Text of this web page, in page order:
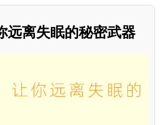
远离失眠的秘密武器